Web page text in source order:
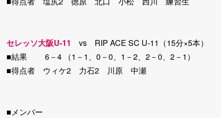
セレッソ大阪U-11
vs RIP ACE SC U-11（15分×5本）
■結果 6－4 （1－1、0－0、1－2、2－0、2－1）
■得点者 ウィケ2 力石2 川原 中瀬
■メンバー